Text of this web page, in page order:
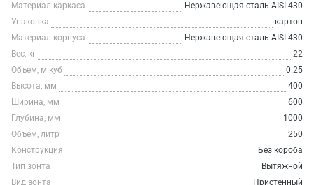
Материал каркаса
Нержавеющая сталь AISI 430
Упаковка
картон
Материал корпуса
Нержавеющая сталь AISI 430
Вес, кг
22
Объем, м.куб
0.25
Высота, мм
400
Ширина, мм
600
Глубина, мм
1000
Объем, литр
250
Конструкция
Без короба
Тип зонта
Вытяжной
Вид зонта
Пристенный